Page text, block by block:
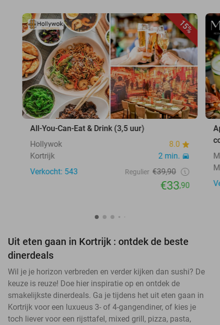
15%
All-You-Can-Eat & Drink (3,5 uur)
Hollywok
8.0
Kortrijk
2 min.
Verkocht: 543
Regulier €39,90
€33,90
Uit eten gaan in Kortrijk : ontdek de beste
dinerdeals
Wil je je horizon verbreden en verder kijken dan sushi? De
keuze is reuze! Doe hier inspiratie op en ontdek de
smakelijkste dinerdeals. Ga je tijdens het uit eten gaan in
Kortrijk voor een luxueus 3- of 4-gangendiner, of kies je
toch liever voor een rijsttafel, mixed grill, pizza, pasta,